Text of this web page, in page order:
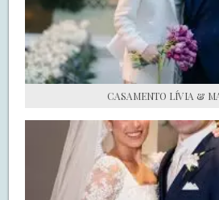
FALE COM O SAY I
CASAMENTO LÍVIA &